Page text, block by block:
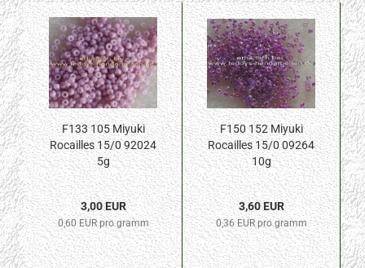
F133 105 Miyuki
Rocailles 15/0 92024
5g
3,00 EUR
0,60 EUR pro gramm
F150 152 Miyuki
Rocailles 15/0 09264
10g
3,60 EUR
0,36 EUR pro gramm